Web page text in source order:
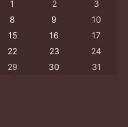
1
2
3
8 9
10
15 16
17
22 23
24
29 30 31